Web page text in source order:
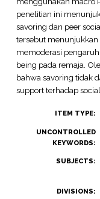
penelitian ini
savoring dan peer
tersebut
memoderasi
being pada remaja.
bahwa savoring tidak
support terhadap
ITEM TYPE:
UNCONTROLLED
KEYWORDS:
SUBJECTS:
DIVISIONS: